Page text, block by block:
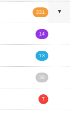
331
14
13
38
7